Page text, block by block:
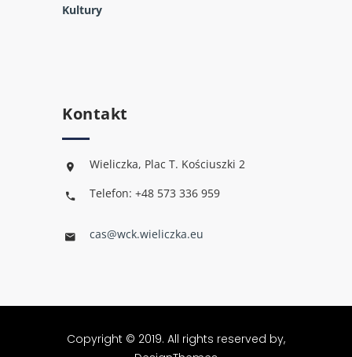
Kultury
Kontakt
Wieliczka, Plac T. Kościuszki 2
Telefon: +48 573 336 959
cas@wck.wieliczka.eu
Copyright © 2019. All rights reserved by,